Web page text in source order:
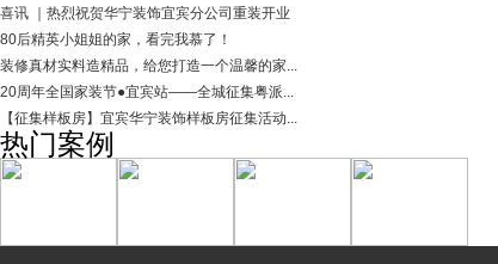
喜讯 ｜热烈祝贺华宁装饰宜宾分公司重装开业
80后精英小姐姐的家，看完我慕了！
装修真材实料造精品，给您打造一个温馨的家...
20周年全国家装节●宜宾站——全城征集粤派...
【征集样板房】宜宾华宁装饰样板房征集活动...
热门案例